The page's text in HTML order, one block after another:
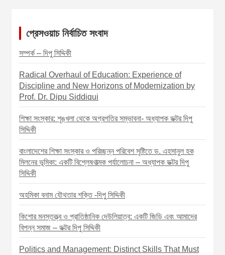
প্রেসওয়াচ নির্বাচিত সংবাদ
সম্পর্ক – দিপু সিদ্দিকী
Radical Overhaul of Education: Experience of
Discipline and New Horizons of Modernization by
Prof. Dr. Dipu Siddiqui
শিক্ষা সংস্কার: শৃঙ্খলা থেকে অগ্রগতির সম্ভাবনা- অধ্যাপক ডক্টর দিপু
সিদ্দিকী
বাংলাদেশের শিক্ষা সংস্কার ও পরিচ্ছন্ন পরিবেশ সৃষ্টিতে ড. এহসানুল হক
মিলনের ভূমিকা: একটি বিশ্লেষণাত্মক পর্যালোচনা – অধ্যাপক ডক্টর দিপু
সিদ্দিকী
অহমিকা বনাম যৌথতার শক্তি -দিপু সিদ্দিকী
কিশোর মনস্তত্ত্ব ও প্রাতিষ্ঠানিক দেউলিয়াত্ব: একটি জিডি এবং আমাদের
বিপন্ন সমাজ – ডক্টর দিপু সিদ্দিকী
Politics and Management: Distinct Skills That Must